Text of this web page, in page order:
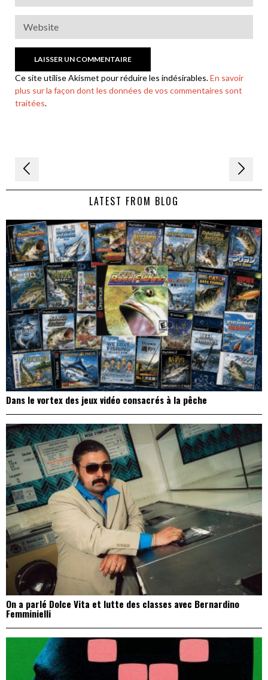
Ce site utilise Akismet pour réduire les indésirables.En savoir
plus sur la façon dont les données de vos commentaires sont
traitées.
Navigation
de LATEST FROM BLOG
Dans le vortex des jeux vidéo consacrés à la pêche
On a parlé Dolce Vita et lutte des classes avec Bernardino
Femminielli